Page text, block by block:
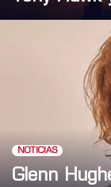
NOTICIAS
Glenn